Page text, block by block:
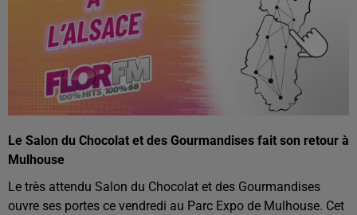
Le Salon du Chocolat et des Gourmandises fait son retour à
Mulhouse
Le très attendu Salon du Chocolat et des Gourmandises
ouvre ses portes ce vendredi au Parc Expo de Mulhouse. Cet